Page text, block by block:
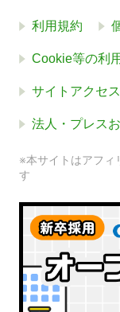
利用規約
Cookie等の利
サイトアクセ
法人・プレス
※本サイトはアフィ
す